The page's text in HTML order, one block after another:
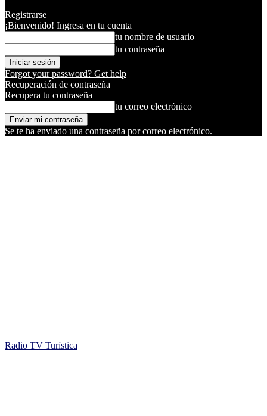
Registrarse
¡Bienvenido! Ingresa en tu cuenta
tu nombre de usuario
tu contraseña
Forgot your password? Get help
Recuperación de contraseña
Recupera tu contraseña
tu correo electrónico
Se te ha enviado una contraseña por correo electrónico.
Radio TV Turística